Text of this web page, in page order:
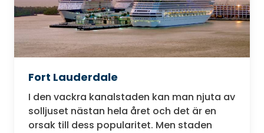
Fort Lauderdale
I den vackra kanalstaden kan man njuta av
solljuset nästan hela året och det är en
orsak till dess popularitet. Men staden